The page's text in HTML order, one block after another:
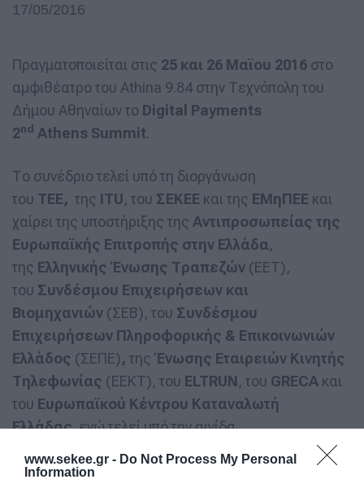
www.sekee.gr - Do Not Process My Personal
Information
17/05/2016
Πραγματοποιείται στις 25 και 26 Μαϊου 2016 στο
αμφιθέατρο του Athina 9.84 στην Τεχνόπολη του
Δήμου Αθηναίων το Digital Payments
2nd Athens Summit.
Το συνέδριο τελεί υπό τη διοργάνωση
του ΤΕΕ, της ITU, του ΣΕΚΕΕ και της ΕΜηΠΕΕ και
χαίρει της υποστήριξης της Αντιπροσωπείας της
Ευρωπαϊκής Επιτροπής στην Ελλάδα,
της Eλληνικής Ένωσης Tραπεζών (ΕΕΤ),
του Συνδέσμου Επιχειρήσεων και
Βιομηχανιών (ΣΕΒ), του Συνδέσμου
Επιχειρήσεων Πληροφορικής & Επικοινωνιών
Ελλάδος (ΣΕΠΕ), της Ένωσης Εταιρειών Κινητής
Τηλεφωνίας (ΕΕΚΤ), του ELTRUN, του GRECA και
του Ευρωπαϊκού Κέντρου Καταναλωτή
Ελλάδαςενώ τελεί υπό την αιγίδα
τουΥπουργείου Οικονομικών και του